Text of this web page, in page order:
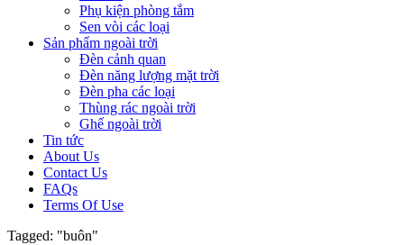
Phụ kiện phòng tắm
Sen vòi các loại
Sản phẩm ngoài trời
Đèn cảnh quan
Đèn năng lượng mặt trời
Đèn pha các loại
Thùng rác ngoài trời
Ghế ngoài trời
Tin tức
About Us
Contact Us
FAQs
Terms Of Use
Tagged: "buôn"